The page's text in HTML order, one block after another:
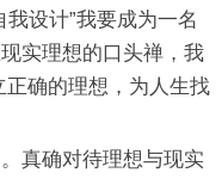
设计”我要成为一名
实理想的口头禅，我
确的理想，为人生找
真确对待理想与现实